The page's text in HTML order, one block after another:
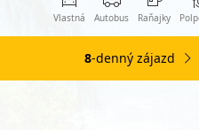
Vlastná Autobus Raňajky
8-denný zájazd